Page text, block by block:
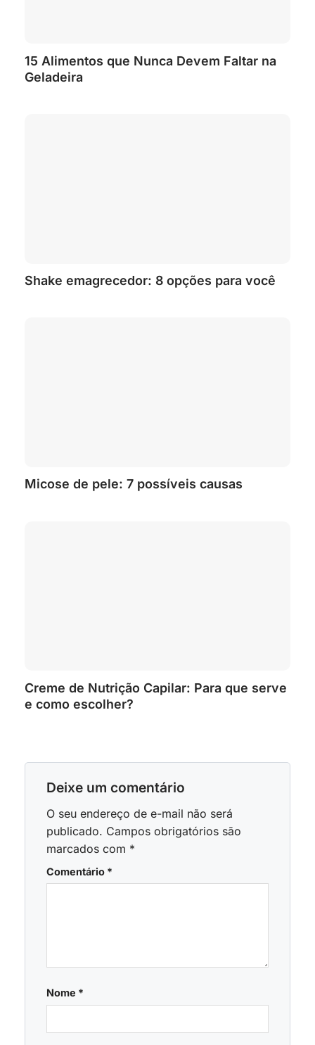
15 Alimentos que Nunca Devem Faltar na
Geladeira
Shake emagrecedor: 8 opções para você
Micose de pele: 7 possíveis causas
Creme de Nutrição Capilar: Para que serve
e como escolher?
Deixe um comentário
O seu endereço de e-mail não será
publicado. Campos obrigatórios são
marcados com *
Comentário *
Nome *